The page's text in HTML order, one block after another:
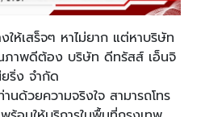
ให้เสร็จๆ หาไม่ยาก แต่หาบริษัท
ภาพดีต้อง บริษัท ดีทรัสส์ เอ็นจิ
ยริ่ง จำกัด
นด้วยความจริงใจ สามารถโทร